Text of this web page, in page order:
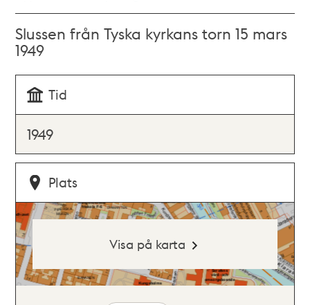
Slussen från Tyska kyrkans torn 15 mars
1949
Tid
1949
Plats
Visa på karta